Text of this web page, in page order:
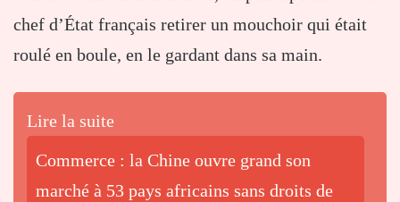
chef d’État français retirer un mouchoir qui était
roulé en boule, en le gardant dans sa main.
Lire la suite
Commerce : la Chine ouvre grand son
marché à 53 pays africains sans droits de